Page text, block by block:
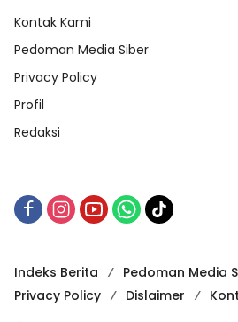
Kontak Kami
Pedoman Media Siber
Privacy Policy
Profil
Redaksi
Indeks Berita
Pedoman Media
Privacy Policy
Dislaimer